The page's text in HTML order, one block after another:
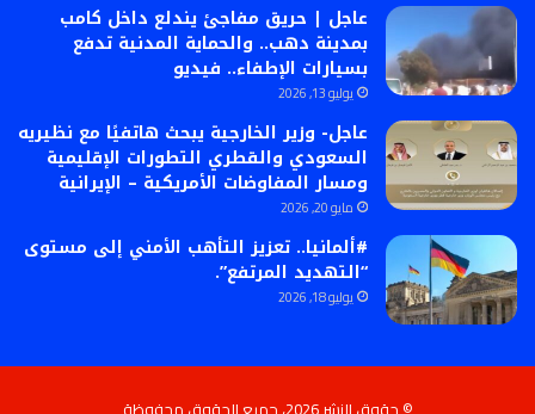
عاجل | حريق مفاجئ يندلع داخل كامب
بمدينة دهب.. والحماية المدنية تدفع
بسيارات الإطفاء.. فيديو
يوليو 13, 2026
عاجل- وزير الخارجية يبحث هاتفيًا مع نظيريه
السعودي والقطري التطورات الإقليمية
ومسار المفاوضات الأمريكية – الإيرانية
مايو 20, 2026
#ألمانيا.. تعزيز التأهب الأمني إلى مستوى
“التهديد المرتفع”.
يوليو 18, 2026